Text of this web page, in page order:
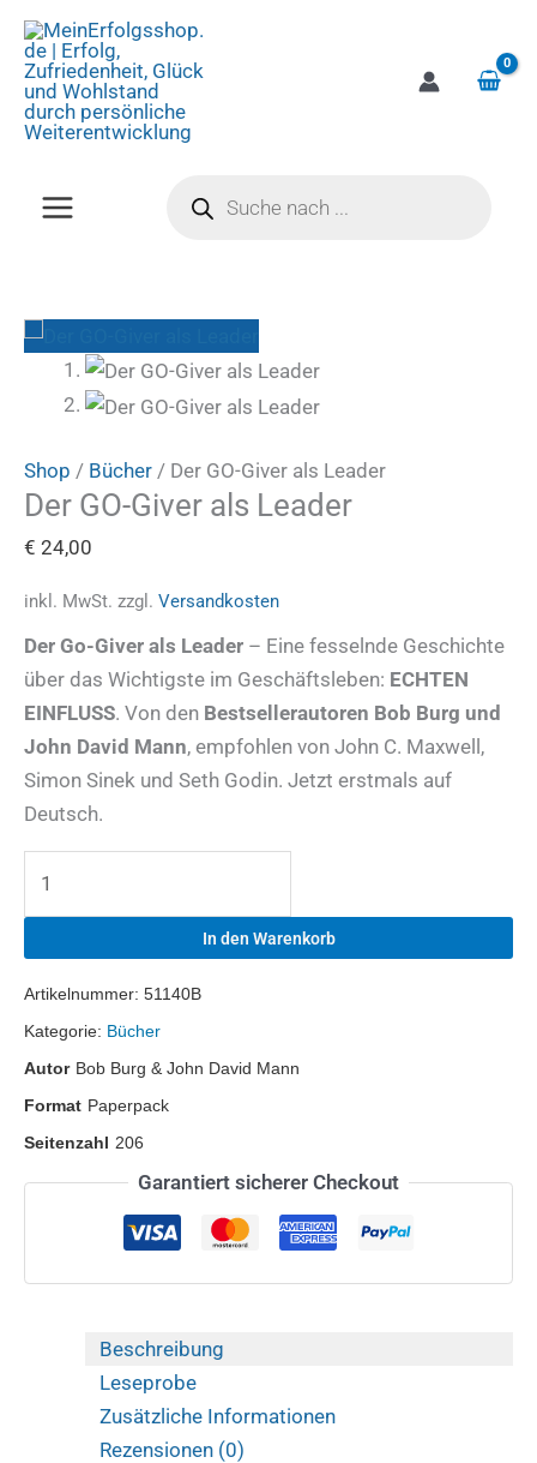
Zum
Inhalt
springen
search
Shop / Bücher / Der GO-Giver als Leader
Der GO-Giver als Leader
€ 24,00
inkl. MwSt. zzgl. Versandkosten
Der Go-Giver als Leader – Eine fesselnde Geschichte
über das Wichtigste im Geschäftsleben: ECHTEN
EINFLUSS. Von den Bestsellerautoren Bob Burg und
John David Mann, empfohlen von John C. Maxwell,
Simon Sinek und Seth Godin. Jetzt erstmals auf
Deutsch.
Der
GO-
Giver
als
In den Warenkorb
Artikelnummer: 51140B
Kategorie: Bücher
Autor Bob Burg & John David Mann
Format Paperpack
Seitenzahl 206
Garantiert sicherer Checkout
Beschreibung
Leseprobe
Zusätzliche Informationen
Rezensionen (0)